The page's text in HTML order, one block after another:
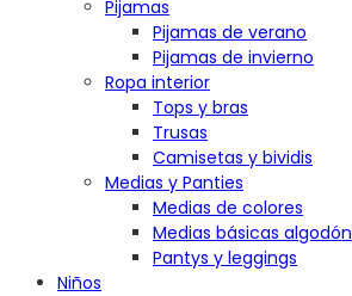
Pijamas
Pijamas de verano
Pijamas de invierno
Ropa interior
Tops y bras
Trusas
Camisetas y bividis
Medias y Panties
Medias de colores
Medias básicas algodón
Pantys y leggings
Niños